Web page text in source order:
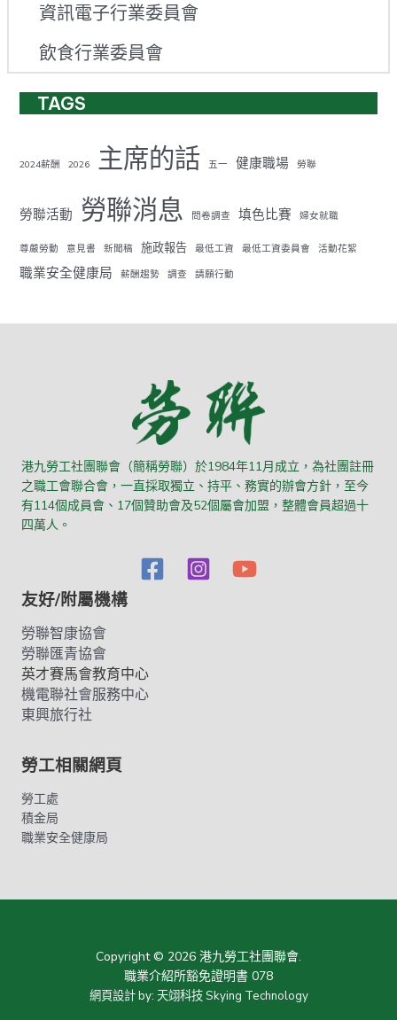
資訊電子行業委員會
飲食行業委員會
TAGS
2024薪酬 2026 主席的話 五一 健康職場 勞聯
勞聯活動 勞聯消息 問卷調查 填色比賽 婦女就職
尊嚴勞動 意見書 新聞稿 施政報告 最低工資 最低工資委員會 活動花絮
職業安全健康局 薪酬趨勢 調查 請願行動
港九勞工社團聯會（簡稱勞聯）於1984年11月成立，為社團註冊
之職工會聯合會，一直採取獨立、持平、務實的辦會方針，至今
有114個成員會、17個贊助會及52個屬會加盟，整體會員超過十
四萬人。
友好/附屬機構
勞聯智康協會
勞聯匯青協會
英才賽馬會教育中心
機電聯社會服務中心
東興旅行社
勞工相關網頁
勞工處
積金局
職業安全健康局
Copyright © 2026 港九勞工社團聯會.
職業介紹所豁免證明書 078
網頁設計by: 天翊科技 Skying Technology